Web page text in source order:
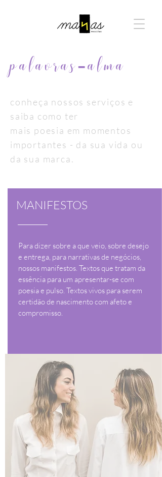
palavras-alma
conheça nossos serviços e
saiba como ter
mais poesia em momentos
importantes - da sua vida ou
da sua marca.
Para dizer sobre a que veio, sobre desejo
e entrega, para narrativas de negócios,
nossos manifestos. Textos que tratam da
essência para um apresentar-se com
poesia e pulso. Textos vivos para serem
certidão de nascimento com afeto e
compromisso.
MANIFESTOS